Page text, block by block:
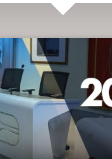
térmicas en
trimestre de 2025.
cuenta del informe de la
trimestre de 2025, de los
en este Ayuntamiento.
cuenta del informe de la
trimestre de 2025, de los
en el Patronato Monte del